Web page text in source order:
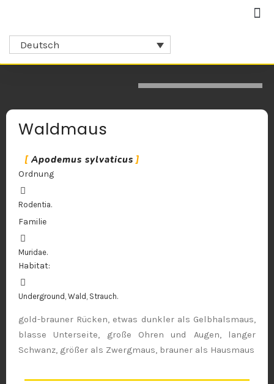
Deutsch
Waldmaus
Apodemus sylvaticus
Ordnung
Rodentia.
Familie
Muridae.
Habitat:
Underground, Wald, Strauch.
gold-brauner Rücken, etwas dunkler als Gelbhalsmaus,
blasse Unterseite, große Ohren und Augen, langer
Schwanz, größer als Zwergmaus, brauner als Hausmaus